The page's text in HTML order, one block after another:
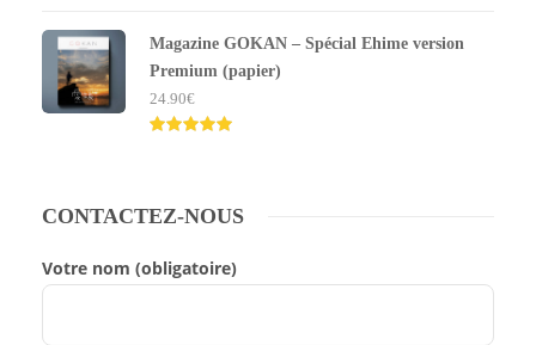
sur 5
Magazine GOKAN – Spécial Ehime version
Premium (papier)
24.90€
CONTACTEZ-NOUS
Votre nom (obligatoire)